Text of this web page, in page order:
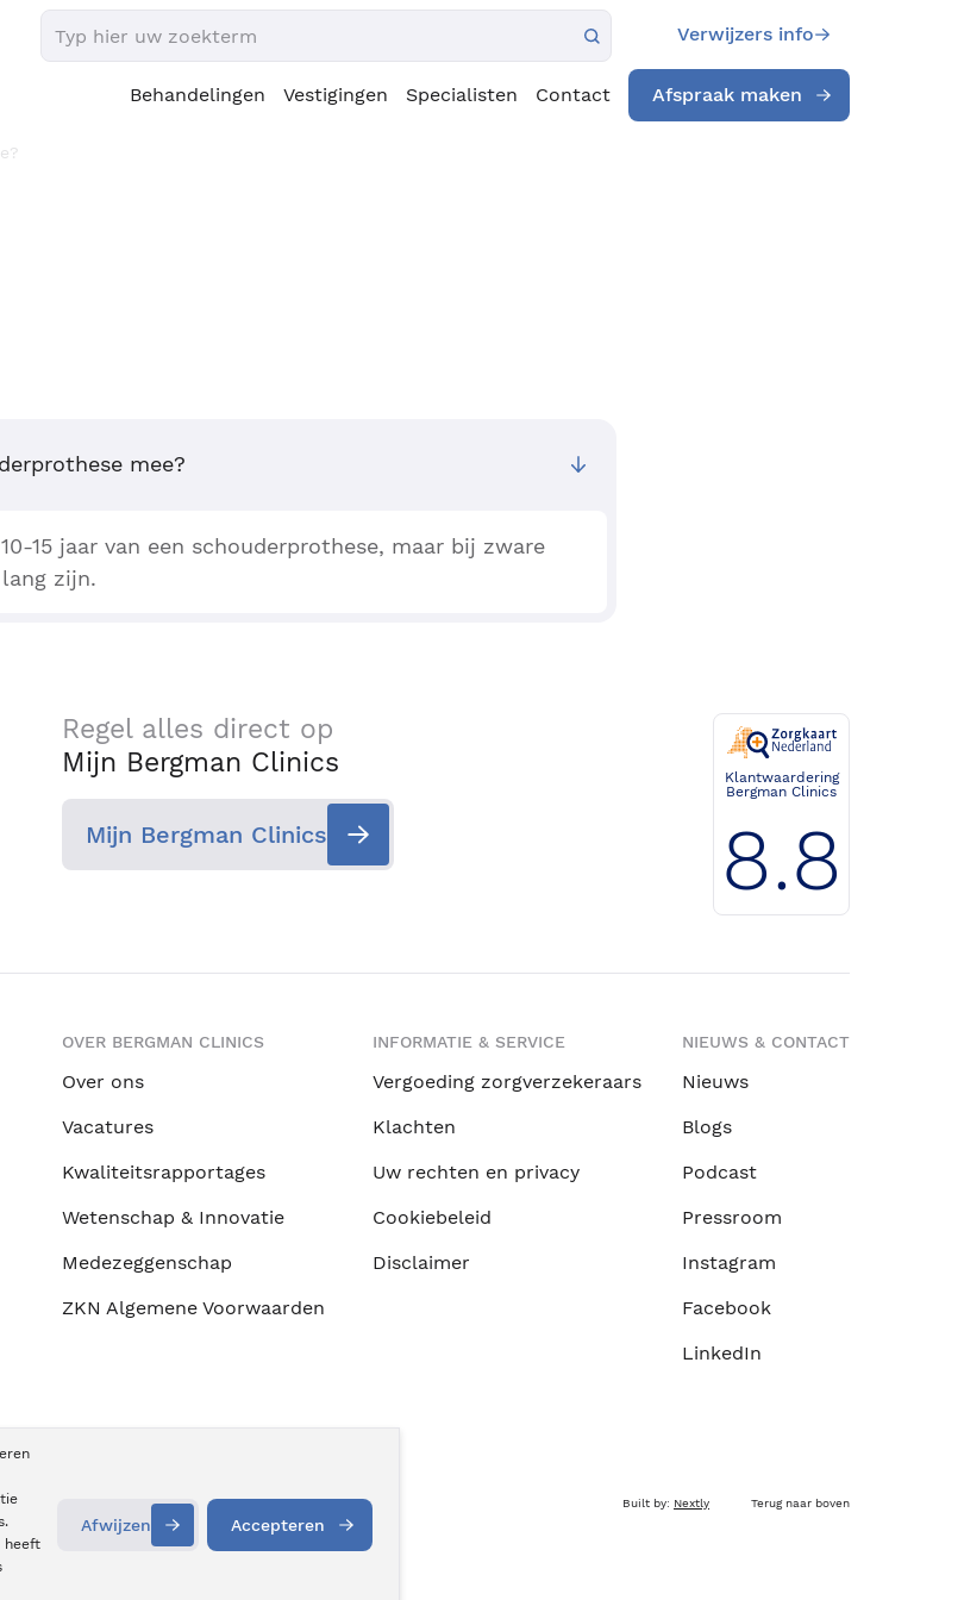
heeft
Afwijzen Accepteren
Verwijzers info
Behandelingen Vestigingen Specialisten Contact Afspraak maken
mee?
15 jaar van een schouderprothese, maar bij zware
zijn.
Regel alles direct op
Mijn Bergman Clinics
Mijn Bergman Clinics
Klantwaardering
Bergman Clinics
8.8
OVER BERGMAN CLINICS
Over ons
Vacatures
Kwaliteitsrapportages
Wetenschap & Innovatie
Medezeggenschap
ZKN Algemene Voorwaarden
INFORMATIE & SERVICE
Vergoeding zorgverzekeraars
Klachten
Uw rechten en privacy
Cookiebeleid
Disclaimer
NIEUWS & CONTACT
Nieuws
Blogs
Podcast
Pressroom
Instagram
Facebook
LinkedIn
Built by: Nextly Terug naar boven